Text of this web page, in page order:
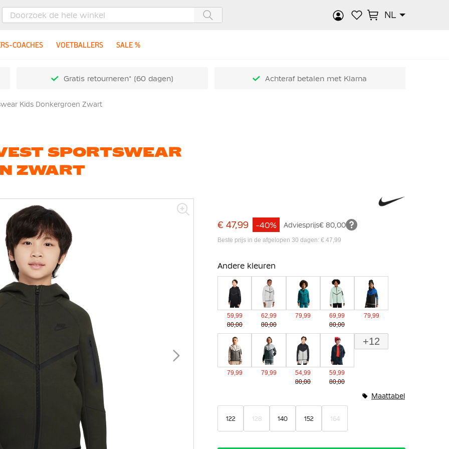
NL
COACHES VOETBALLERS SALE %
Gratis retourneren* (60 dagen) Achteraf betalen met Klarna
Kids Donkergroen Zwart
SPORTSWEAR
ZWART
€ 47,99 Adviesprijs€ 80,00
-40%
Beste prijs in de afgelopen 30 dagen: € 47,99
Andere kleuren
59,99
80,00
62,99
80,00
79,99
69,99
80,00
79,99
79,99 79,99
54,99
80,00
59,99
80,00
+12
122 128 140 152 164
Maattabel